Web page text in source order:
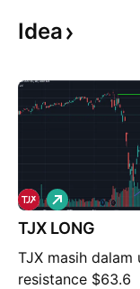
Idea
TJX LONG
TJX masih dalam
resistance $63.6
P
a
n
a
n